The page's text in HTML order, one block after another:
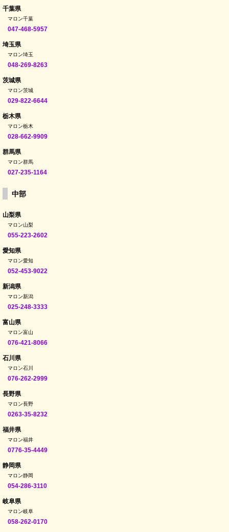
千葉県
マロン千葉
047-468-5957
埼玉県
マロン埼玉
048-269-8263
茨城県
マロン茨城
029-822-6644
栃木県
マロン栃木
028-662-9909
群馬県
マロン群馬
027-235-1164
中部
山梨県
マロン山梨
055-223-2602
愛知県
マロン愛知
052-453-9022
新潟県
マロン新潟
025-248-3333
富山県
マロン富山
076-421-8066
石川県
マロン石川
076-262-2999
長野県
マロン長野
0263-35-8232
福井県
マロン福井
0776-35-4449
静岡県
マロン静岡
054-286-3110
岐阜県
マロン岐阜
058-262-0170